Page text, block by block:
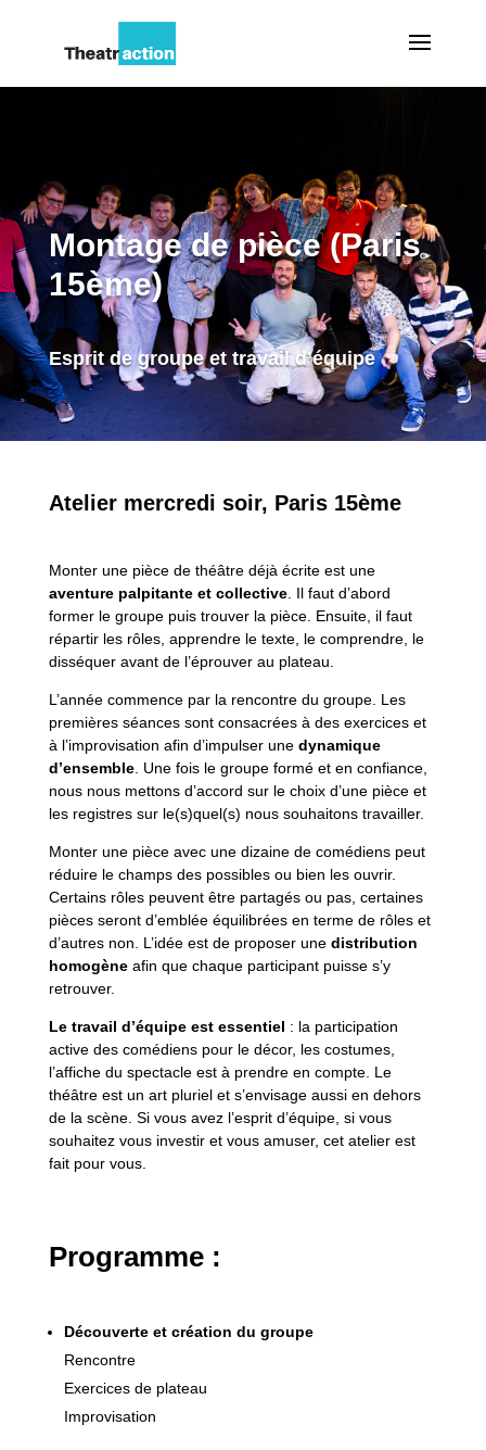
Montage de pièce (Paris
15ème)
Esprit de groupe et travail d’équipe
Atelier mercredi soir, Paris 15ème
Monter une pièce de théâtre déjà écrite est une
aventure palpitante et collective. Il faut d’abord
former le groupe puis trouver la pièce. Ensuite, il faut
répartir les rôles, apprendre le texte, le comprendre, le
disséquer avant de l’éprouver au plateau.
L’année commence par la rencontre du groupe. Les
premières séances sont consacrées à des exercices et
à l’improvisation afin d’impulser une dynamique
d’ensemble. Une fois le groupe formé et en confiance,
nous nous mettons d’accord sur le choix d’une pièce et
les registres sur le(s)quel(s) nous souhaitons travailler.
Monter une pièce avec une dizaine de comédiens peut
réduire le champs des possibles ou bien les ouvrir.
Certains rôles peuvent être partagés ou pas, certaines
pièces seront d’emblée équilibrées en terme de rôles et
d’autres non. L’idée est de proposer une distribution
homogèneafin que chaque participant puisse s’y
retrouver.
Le travail d’équipe est essentiel : la participation
active des comédiens pour le décor, les costumes,
l’affiche du spectacle est à prendre en compte. Le
théâtre est un art pluriel et s’envisage aussi en dehors
de la scène. Si vous avez l’esprit d’équipe, si vous
souhaitez vous investir et vous amuser, cet atelier est
fait pour vous.
Programme :
Découverte et création du groupe
Rencontre
Exercices de plateau
Improvisation